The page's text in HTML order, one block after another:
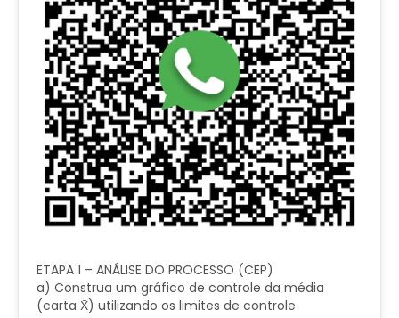
ETAPA 1 – ANÁLISE DO PROCESSO (CEP)
a) Construa um gráfico de controle da média
(carta X̄) utilizando os limites de controle